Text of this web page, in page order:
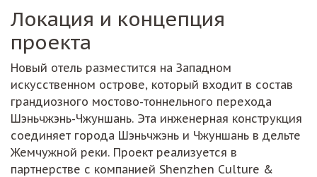
Локация и концепция
проекта
Новый отель разместится на Западном
искусственном острове, который входит в состав
грандиозного мостово-тоннельного перехода
Шэньчжэнь-Чжуншань. Эта инженерная конструкция
соединяет города Шэньчжэнь и Чжуншань в дельте
Жемчужной реки. Проект реализуется в
партнерстве с компанией Shenzhen Culture &